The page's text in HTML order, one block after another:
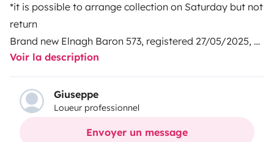
*it is possible to arrange collection on Saturday but not
return
Brand new Elnagh Baron 573, registered 27/05/2025, 6
beds with many accessories to enjoy your holiday to
the fullest, solar panel with AGM service battery, cabin
and cell air conditioning, awning, rear view camera,
smart TV with antenna, external shower, snow chains
(winter season). mandatory kit cost €70 cleaning and
Voir la description
Giuseppe
Loueur professionnel
Envoyer un message